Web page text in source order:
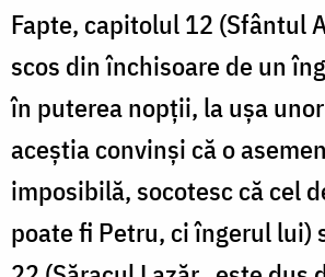
Fapte, capitolul 12 (Sfântul
scos din închisoare de un
în puterea nopţii, la uşa
aceştia convinşi că o
imposibilă, socotesc că cel
poate fi Petru, ci îngerul lui)